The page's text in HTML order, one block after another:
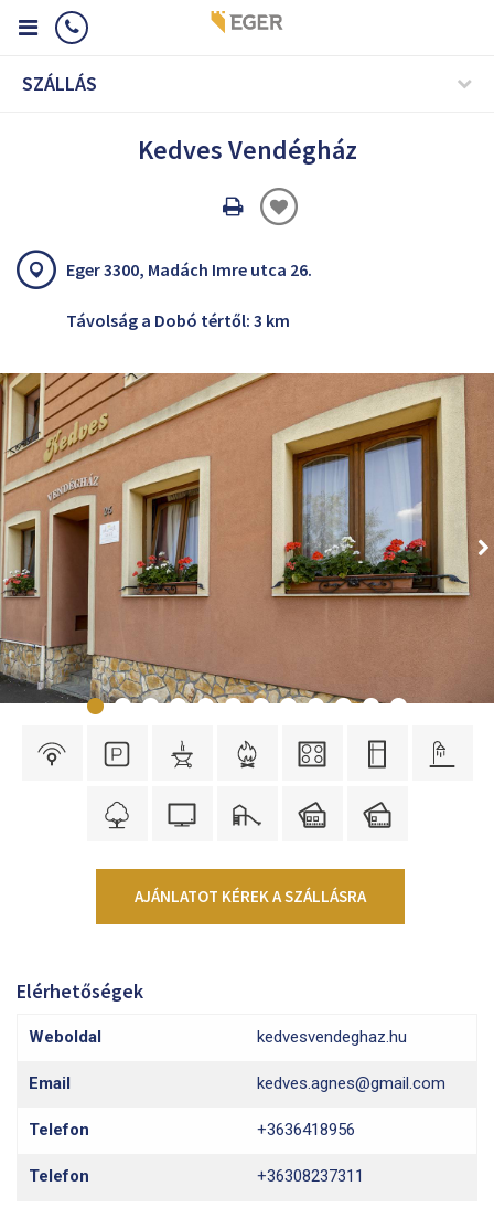
SZÁLLÁS
Kedves Vendégház
Oldal
Eger 3300, Madách Imre utca 26.
Távolság a Dobó tértől: 3 km
AJÁNLATOT KÉREK A SZÁLLÁSRA
Elérhetőségek
Weboldal kedvesvendeghaz.hu
Email kedves.agnes@gmail.com
Telefon +3636418956
Telefon +36308237311